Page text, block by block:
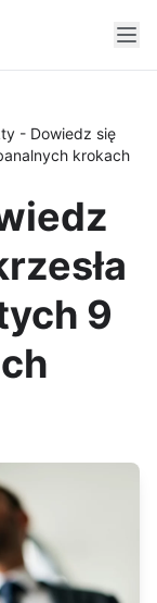
- Dowiedz się
krokach
9